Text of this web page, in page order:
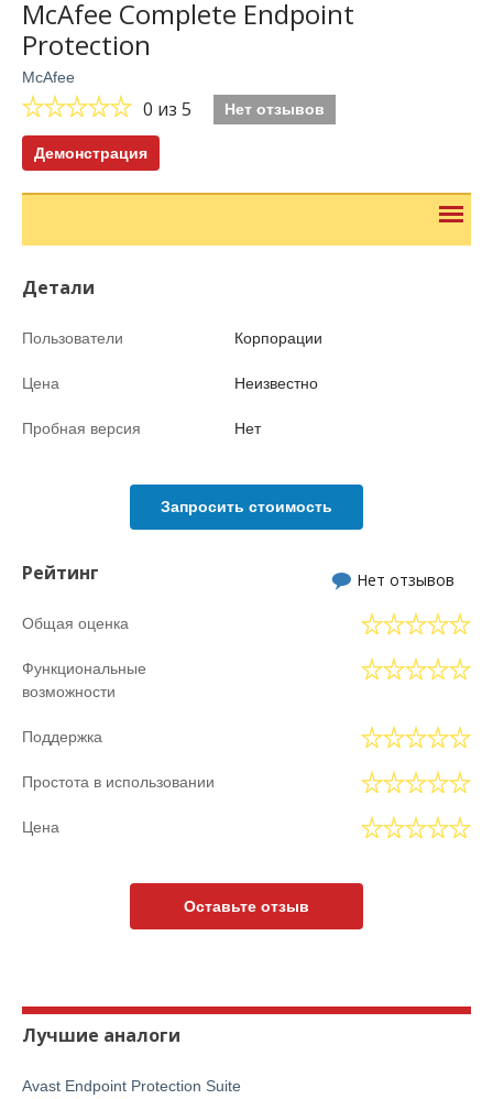
McAfee Complete Endpoint
Protection
McAfee
0 из 5 Нет отзывов
Демонстрация
Детали
Пользователи Корпорации
Цена Неизвестно
Пробная версия Нет
Запросить стоимость
Рейтинг Нет отзывов
Общая оценка
Функциональные
возможности
Поддержка
Простота в использовании
Цена
Оставьте отзыв
Лучшие аналоги
Avast Endpoint Protection Suite